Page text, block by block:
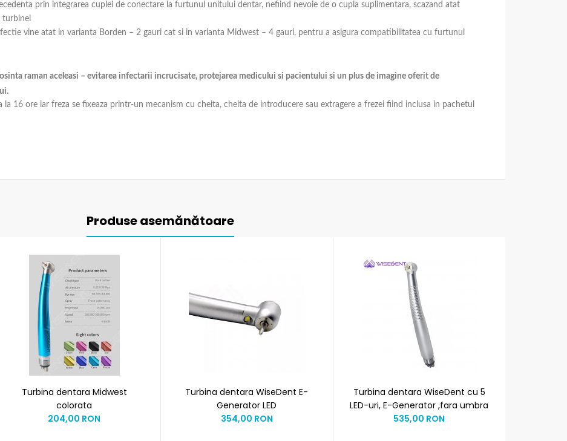
prin integrarea cuplei de conectare la furtunul unitului dentar, nefiind nevoie de o cupla suplimentara, scazand atat
turbinei
vine atat in varianta Borden – 2 gauri cat si in varianta Midwest – 4 gauri, pentru a asigura compatibilitatea cu furtunul
raman aceleasi – evitarea infectarii incrucisate, protejarea medicului si pacientului si un plus de imagine oferit de
16 ore iar freza se fixeaza printr-un mecanism cu cheita, cheita de introducere sau extragere a frezei fiind inclusa in pachetul
Produse asemănătoare
Turbina dentara Midwest
colorata
204,00 RON
Turbina dentara WiseDent E-
Generator LED
354,00 RON
Turbina dentara WiseDent cu 5
LED-uri, E-Generator ,fara umbra
535,00 RON